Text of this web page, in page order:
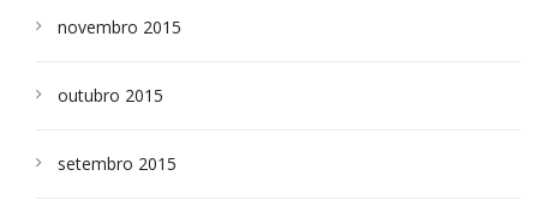
novembro 2015
outubro 2015
setembro 2015